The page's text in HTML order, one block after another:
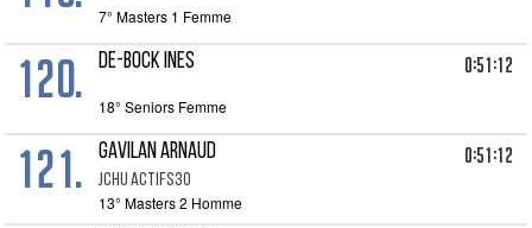
7° Masters 1 Femme
120. DE-BOCK INES 0:51:12
18° Seniors Femme
121. GAVILAN ARNAUD
JCHU ACTIFS30
0:51:12
13° Masters 2 Homme